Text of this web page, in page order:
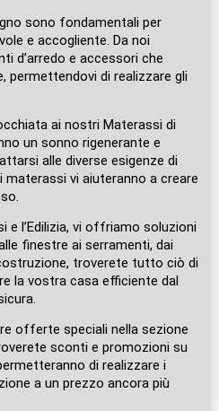
sono fondamentali per
e accogliente. Da noi
d’arredo e accessori che
permettendovi di realizzare gli
ai nostri Materassi di
un sonno rigenerante e
alle diverse esigenze di
vi aiuteranno a creare
e l’Edilizia, vi offriamo soluzioni
finestre ai serramenti, dai
troverete tutto ciò di
la vostra casa efficiente dal
offerte speciali nella sezione
sconti e promozioni su
di realizzare i
a un prezzo ancora più